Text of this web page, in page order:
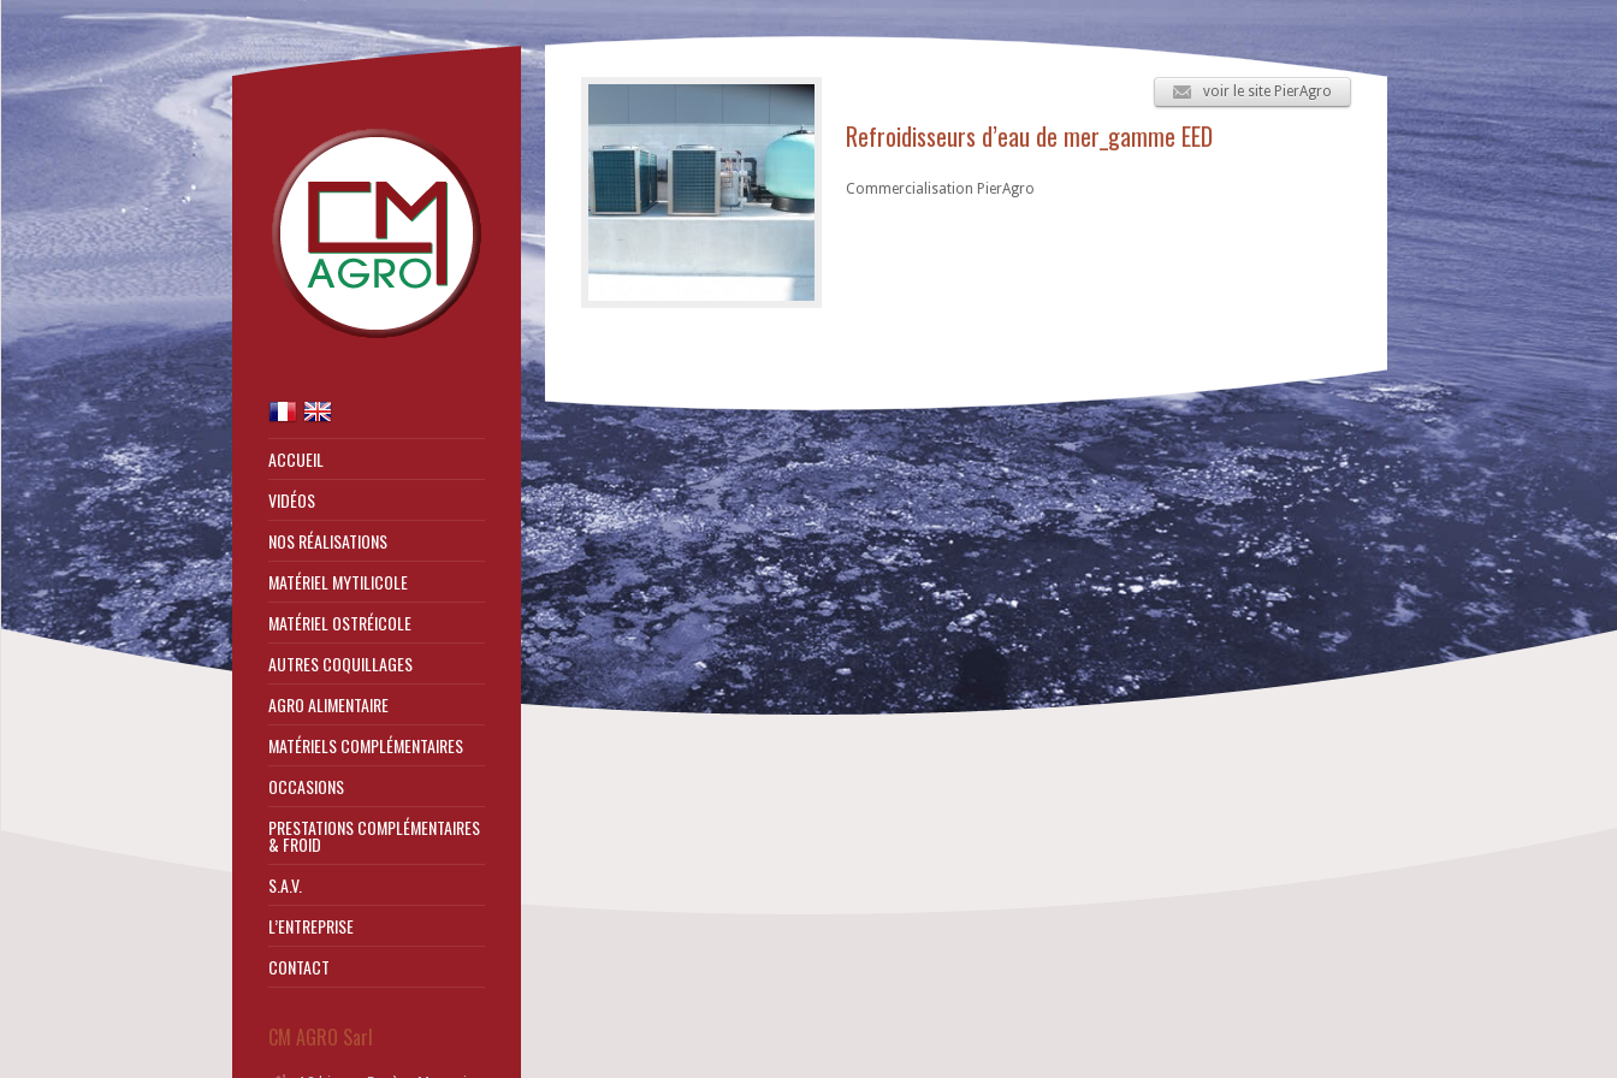
voir le site PierAgro
Refroidisseurs d’eau de mer_gamme EED
Commercialisation PierAgro
ACCUEIL
VIDÉOS
NOS RÉALISATIONS
MATÉRIEL MYTILICOLE
MATÉRIEL OSTRÉICOLE
AUTRES COQUILLAGES
AGRO ALIMENTAIRE
MATÉRIELS COMPLÉMENTAIRES
OCCASIONS
PRESTATIONS COMPLÉMENTAIRES
& FROID
S.A.V.
L’ENTREPRISE
CONTACT
CM AGRO Sarl